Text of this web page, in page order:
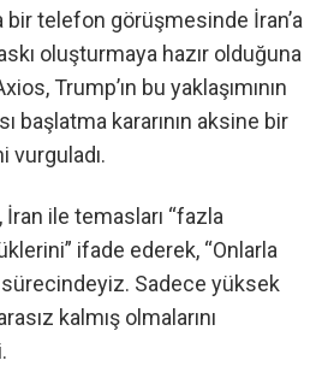
bir telefon görüşmesinde İran’a
oluşturmaya hazır olduğuna
Trump’ın bu yaklaşımının
başlatma kararının aksine bir
vurguladı.
ile temasları “fazla
ifade ederek, “Onlarla
Sadece yüksek
kalmış olmalarını